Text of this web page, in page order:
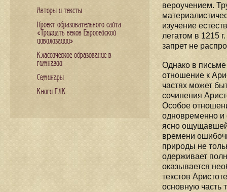
вероучением.
изучение
легатом в 1215
запрет не
Однако в
отношение к
частях может
сочинения
Особое
одновременно и
ясно
времени
природы не
одерживает
оказывается
текстов
основную часть
Авторы и тексты
Проект образовательного сайта
«Тридцать веков Европейской
цивилизации»
Классическое образование в
гимназии
Семинары
Книги ГЛК